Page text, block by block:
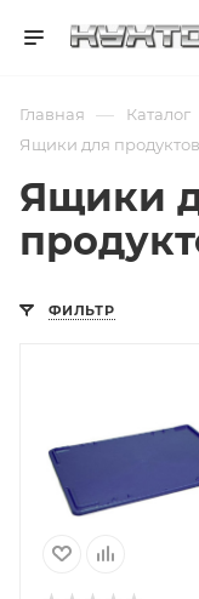
Главная — Каталог
Ящики для продуктов
Ящики
ФИЛЬТР